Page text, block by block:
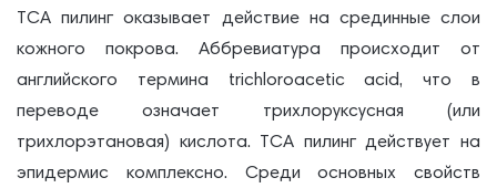
ТСА пилинг оказывает действие на срединные слои
кожного покрова. Аббревиатура происходит от
английского термина trichloroacetic acid, что в
переводе означает трихлоруксусная (или
трихлорэтановая) кислота. ТСА пилинг действует на
эпидермис комплексно. Среди основных свойств